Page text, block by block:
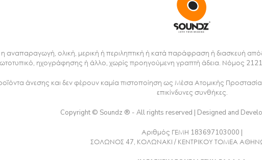
αναπαραγωγή, ολική, μερική ή περιληπτική ή κατά παράφραση ή διασκευή
ηχογράφησης ή άλλο, χωρίς προηγούμενη γραπτή άδεια. Νόμος
άνεσης και δεν φέρουν καμία πιστοποίηση ως Μέσα Ατομικής
επικίνδυνες συνθήκες.
Copyright © Soundz ® - All rights reserved | Designed and
Αριθμός ΓΕΜΗ 183697103000 |
ΣΟΛΩΝΟΣ 47, ΚΟΛΩΝΑΚΙ / ΚΕΝΤΡΙΚΟΥ ΤΟΜΕΑ